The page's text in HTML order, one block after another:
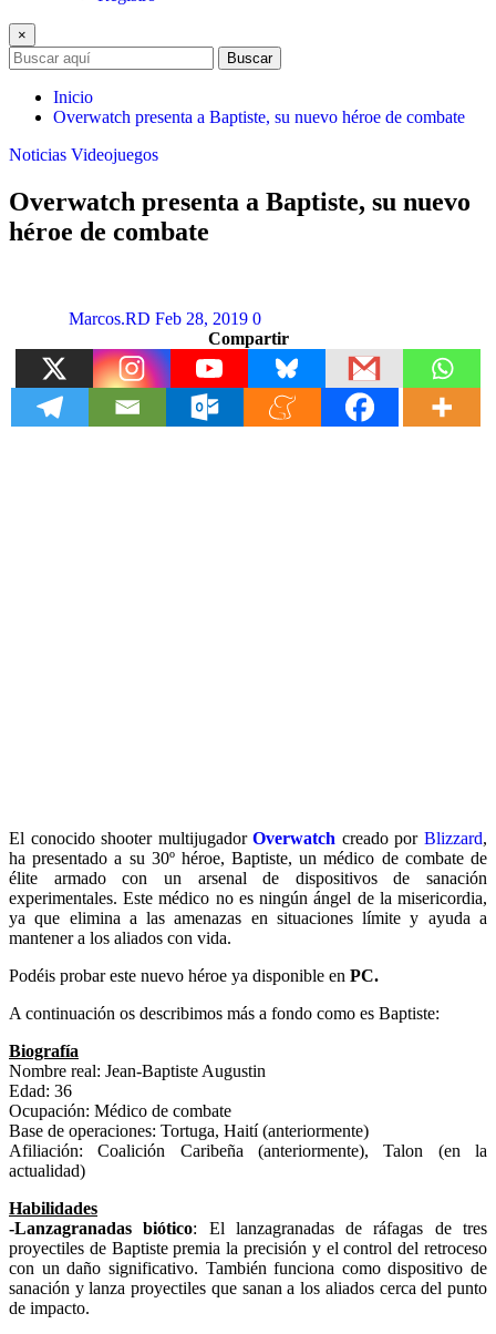
×
Buscar
Inicio
Overwatch presenta a Baptiste, su nuevo héroe de combate
Noticias Videojuegos
Overwatch presenta a Baptiste, su nuevo
héroe de combate
Marcos.RD Feb 28, 2019 0
Compartir
El conocido shooter multijugadorOverwatch creado porBlizzard,
ha presentado a su 30º héroe, Baptiste, un médico de combate de
élite armado con un arsenal de dispositivos de sanación
experimentales. Este médico no es ningún ángel de la misericordia,
ya que elimina a las amenazas en situaciones límite y ayuda a
mantener a los aliados con vida.
Podéis probar este nuevo héroe ya disponible en PC.
A continuación os describimos más a fondo como es Baptiste:
Biografía
Nombre real: Jean-Baptiste Augustin
Edad: 36
Ocupación: Médico de combate
Base de operaciones: Tortuga, Haití (anteriormente)
Afiliación: Coalición Caribeña (anteriormente), Talon (en la
actualidad)
Habilidades
-Lanzagranadas biótico: El lanzagranadas de ráfagas de tres
proyectiles de Baptiste premia la precisión y el control del retroceso
con un daño significativo. También funciona como dispositivo de
sanación y lanza proyectiles que sanan a los aliados cerca del punto
de impacto.